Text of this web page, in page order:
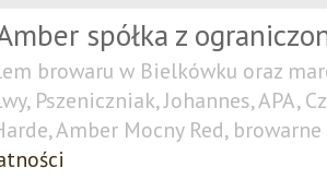
spółka z
browaru w Bielkówku oraz
Pszeniczniak, Johannes, APA,
Amber Mocny Red,